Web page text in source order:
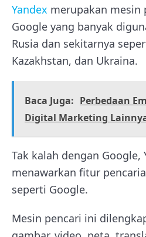
Yandex merupakan mesin
Google yang banyak
Rusia dan sekitarnya
Kazakhstan, dan Ukraina.
Baca Juga: Perbedaan
Digital Marketing
Tak kalah dengan Google,
menawarkan fitur
seperti Google.
Mesin pencari ini